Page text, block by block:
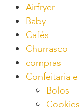
Airfryer
Baby
Cafés
Churrasco
compras
Confeitaria
Bolos